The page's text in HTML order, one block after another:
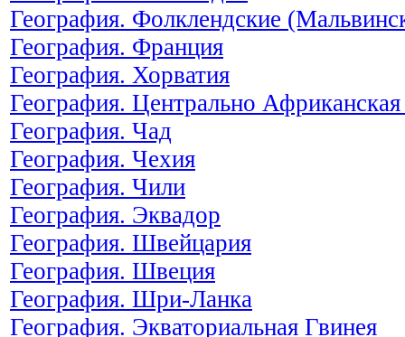
География. Фолклендские
География. Франция
География. Хорватия
География. Центрально
География. Чад
География. Чехия
География. Чили
География. Эквадор
География. Швейцария
География. Швеция
География. Шри-Ланка
География. Экваториальная Гвинея